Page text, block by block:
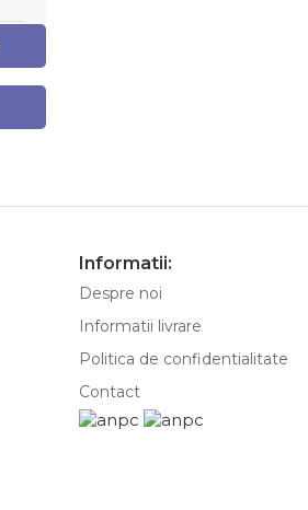
Informatii:
Despre noi
Informatii livrare
Politica de confidentialitate
Contact